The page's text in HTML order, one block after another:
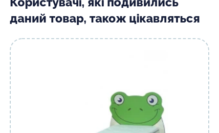
даний товар, також цікавляться